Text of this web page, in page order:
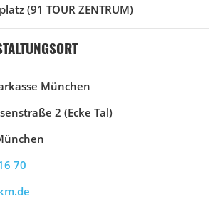
(91 TOUR ZENTRUM)
München
2 (Ecke Tal)
70